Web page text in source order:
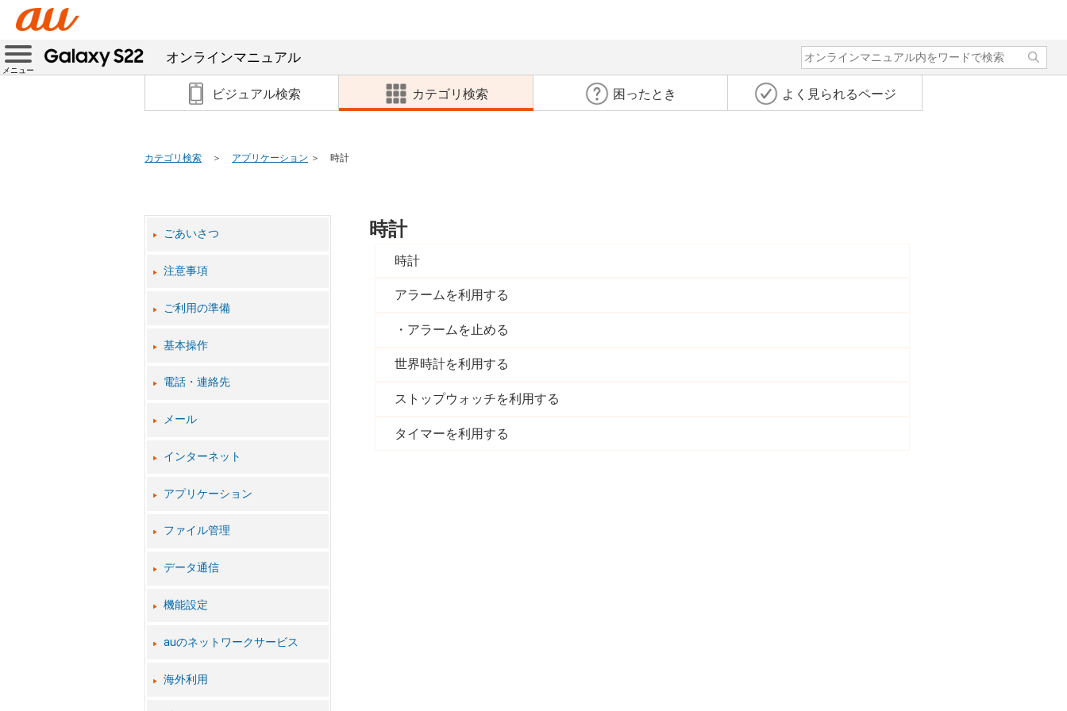
メニュー
オンラインマニュアル
ビジュアル検索 カテゴリ検索 困ったとき よく見られるページ
カテゴリ検索 アプリケーション 時計
ごあいさつ
注意事項
ご利用の準備
基本操作
電話・連絡先
メール
インターネット
アプリケーション
ファイル管理
データ通信
機能設定
auのネットワークサービス
海外利用
時計
時計
アラームを利用する
アラームを止める
世界時計を利用する
ストップウォッチを利用する
タイマーを利用する